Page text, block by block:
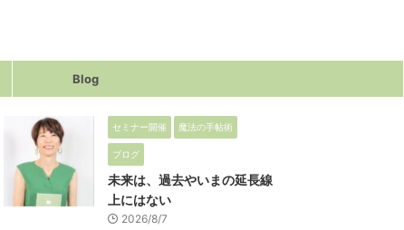
Blog
セミナー開催 魔法の手帖術
ブログ
未来は、過去やいまの延長線
上にはない
2026/8/7